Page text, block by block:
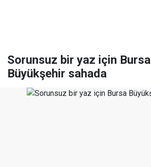
Sorunsuz bir yaz için Bursa
Büyükşehir sahada